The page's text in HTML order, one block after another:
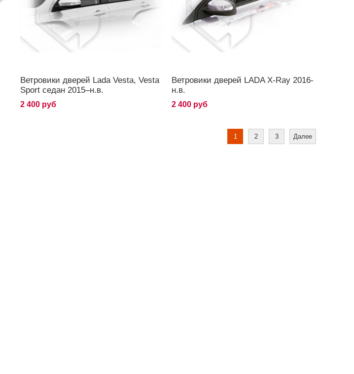
Ветровики дверей Lada Vesta, Vesta
Sport седан 2015–н.в.
2 400 руб
Ветровики дверей LADA X-Ray 2016-
н.в.
2 400 руб
1 2 3 Далее